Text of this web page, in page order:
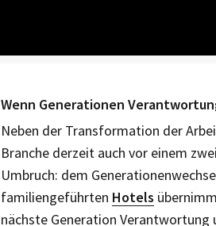
Wenn Generationen
Neben der Transformation der
Branche derzeit auch vor einem
Umbruch: dem
familiengeführten Hotels
nächste Generation Verantwortung